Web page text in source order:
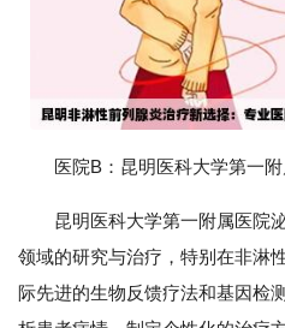
医院B：昆明医科大学第一
昆明医科大学第一附属医院
领域的研究与治疗，特别在非淋
际先进的生物反馈疗法和基因检